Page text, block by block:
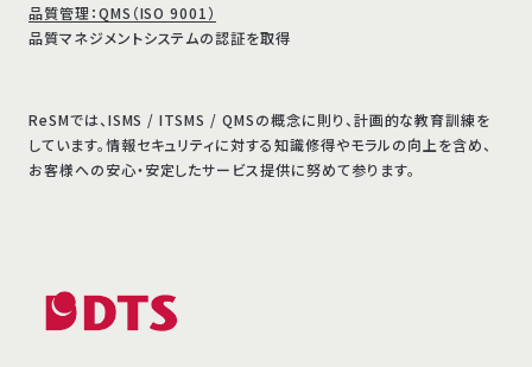
品質管理：QMS（ISO 9001）
品質マネジメントシステムの認証を取得
ReSMでは、ISMS / ITSMS / QMSの概念に則り、計画的な教育訓練を
しています。情報セキュリティに対する知識修得やモラルの向上を含め、
お客様への安心・安定したサービス提供に努めて参ります。